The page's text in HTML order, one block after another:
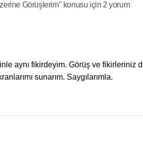
Görüşlerim" konusu için 2 yorum
aynı fikirdeyim. Görüş ve fikirleriniz
sunarım. Saygılarımla.